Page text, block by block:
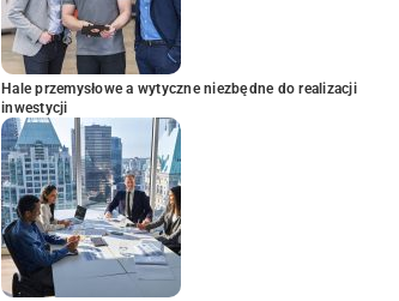
Hale przemysłowe a wytyczne niezbędne do realizacji
inwestycji